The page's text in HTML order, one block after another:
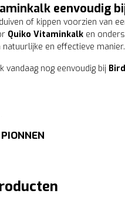
eenvoudig
of kippen voorzien van
Quiko Vitaminkalk en
en effectieve manier.
vandaag nog eenvoudig bij